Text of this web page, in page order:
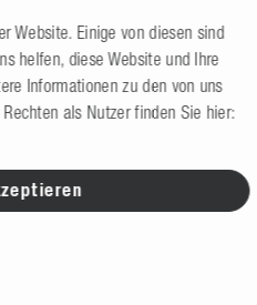
60
50
Website. Einige von diesen sind
helfen, diese Website und Ihre
Informationen zu den von uns
als Nutzer finden Sie hier: